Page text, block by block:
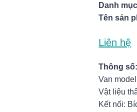
Danh
Tên sản
Liên hệ
Thông
Van
Vật liệu
Kết nối: